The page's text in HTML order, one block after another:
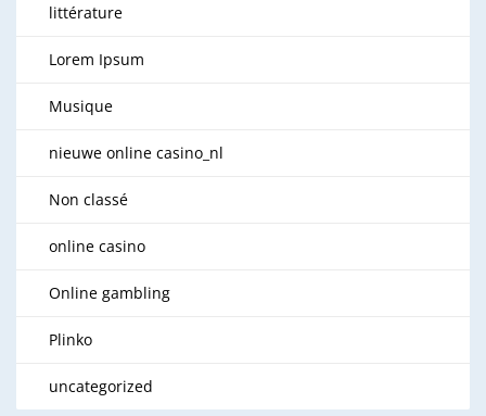
littérature
Lorem Ipsum
Musique
nieuwe online casino_nl
Non classé
online casino
Online gambling
Plinko
uncategorized